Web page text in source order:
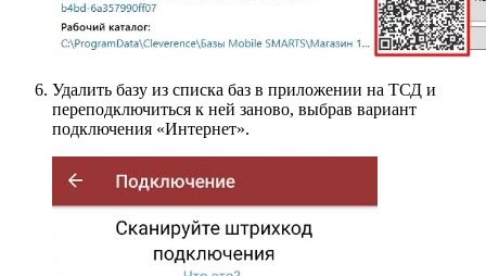
Удалить базу из списка баз в приложении на ТСД и
переподключиться к ней заново, выбрав вариант
подключения «Интернет».